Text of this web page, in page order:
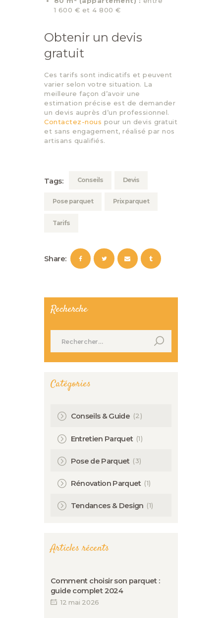
1 600 € et 4 800 €
Obtenir un devis
gratuit
Ces tarifs sont indicatifs et peuvent
varier selon votre situation. La
meilleure façon d’avoir une
estimation précise est de demander
un devis auprès d’un professionnel.
Contactez-nous pour un devis gratuit
et sans engagement, réalisé par nos
artisans qualifiés.
Tags: Conseils Devis
Pose parquet Prix parquet
Tarifs
Share:
Recherche
Catégories
Conseils & Guide (2)
Entretien Parquet (1)
Pose de Parquet (3)
Rénovation Parquet (1)
Tendances & Design (1)
Articles récents
Comment choisir son parquet :
guide complet 2024
12 mai 2026